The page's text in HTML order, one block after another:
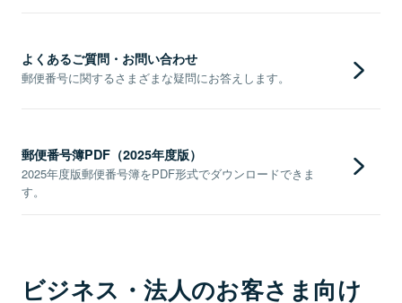
よくあるご質問・お問い合わせ
郵便番号に関するさまざまな疑問にお答えします。
郵便番号簿PDF（2025年度版）
2025年度版郵便番号簿をPDF形式でダウンロードできま
す。
ビジネス・法人のお客さま向け